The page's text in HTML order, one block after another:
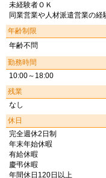
未経験者ＯＫ
同業営業や人材派遣営業の経
年齢制限
年齢不問
勤務時間
10:00～18:00
残業
なし
休日
完全週休2日制
年末年始休暇
有給休暇
慶弔休暇
年間休日120日以上